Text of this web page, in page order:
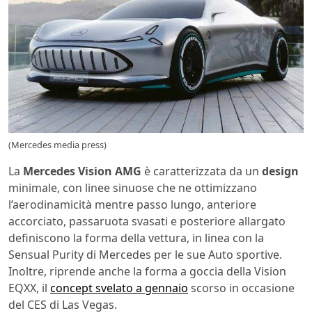
(Mercedes media press)
La Mercedes Vision AMG è caratterizzata da un design
minimale, con linee sinuose che ne ottimizzano
l’aerodinamicità mentre passo lungo, anteriore
accorciato, passaruota svasati e posteriore allargato
definiscono la forma della vettura, in linea con la
Sensual Purity di Mercedes per le sue Auto sportive.
Inoltre, riprende anche la forma a goccia della Vision
EQXX, il concept svelato a gennaio scorso in occasione
del CES di Las Vegas.